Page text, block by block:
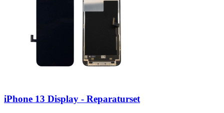
iPhone 13 Display - Reparaturset